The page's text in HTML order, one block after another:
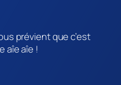
prévient que c’est
aîe aîe !